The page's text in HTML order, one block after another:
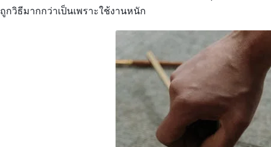
ถูกวิธีมากกว่าเป็นเพราะใช้งานหนัก